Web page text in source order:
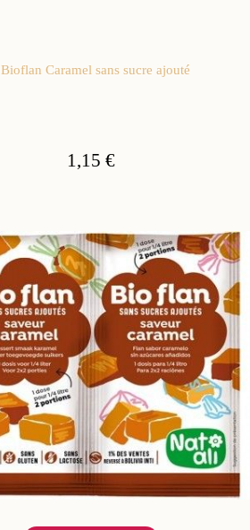
Bioflan Caramel sans sucre ajouté
1,15 €